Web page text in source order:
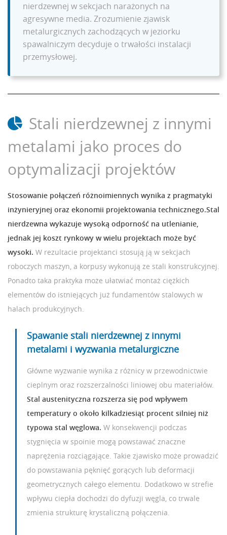
nierdzewnej w sekcjach narażonych na
agresywne media. Zrozumienie zjawisk
metalurgicznych zachodzących w jeziorku
spawalniczym decyduje o trwałości instalacji
przemysłowej.
Stali nierdzewnej z innymi
metalami jako proces do
optymalizacji projektów
Stosowanie połączeń różnoimiennych wynika z pragmatyki
inżynieryjnej oraz ekonomii projektowania technicznego.Stal
nierdzewna wykazuje wysoką odporność na utlenianie,
jednak jej koszt rynkowy w wielu projektach może być
wysoki. W rezultacie projektanci stosują ją w sekcjach
roboczych maszyn, a korpusy wykonują ze stali konstrukcyjnej.
Ponadto taka praktyka może ułatwiać montaż ciężkich
elementów do istniejących już fundamentów stalowych w
halach produkcyjnych.
Spawanie stali nierdzewnej z innymi
metalami i wyzwania metalurgiczne
Główne wyzwanie wynika z różnicy w przewodnictwie
cieplnym oraz rozszerzalności liniowej obu materiałów.
Stal austenityczna rozszerza się pod wpływem
temperatury o około kilkadziesiąt procent silniej niż
typowa stal węglowa. W konsekwencji podczas
stygnięcia w spoinie mogą powstawać znaczne
naprężenia rozciągające. Takie zjawisko może prowadzić
do powstawania pęknięć gorących lub deformacji
geometrycznych całego elementu. Dodatkowo w strefie
wpływu ciepła dochodzi do dyfuzji węgla, co trwale
zmienia strukturę krystaliczną połączenia.